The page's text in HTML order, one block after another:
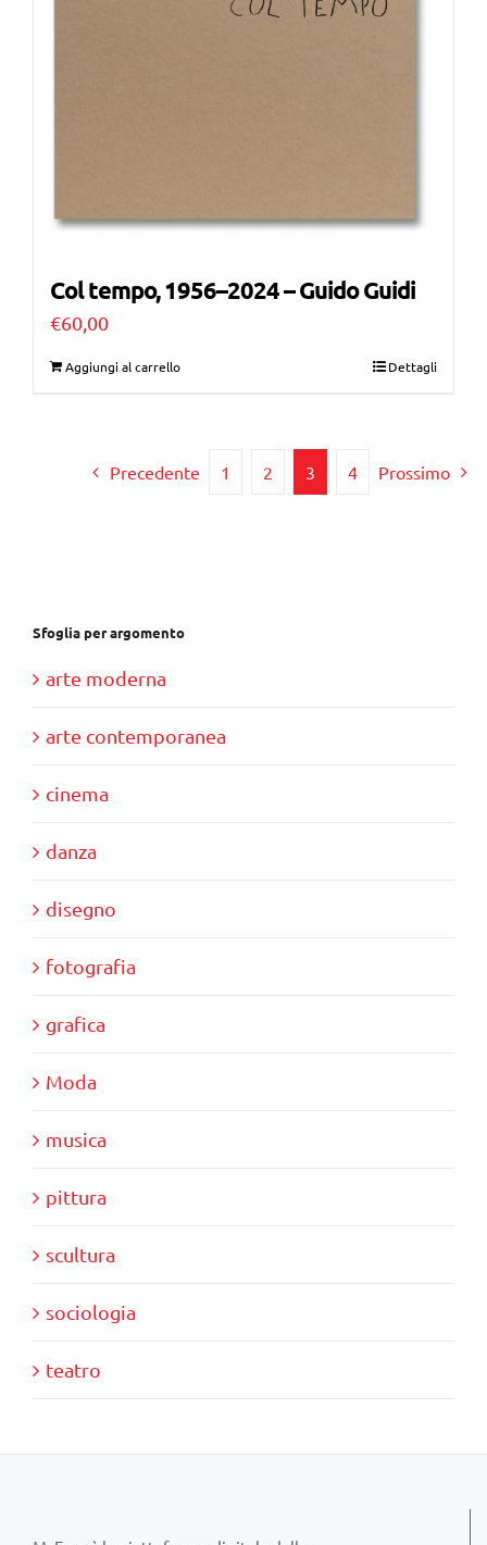
Col tempo, 1956–2024 – Guido Guidi
€60,00
Aggiungi al carrello Dettagli
Precedente 1 2 3 4 Prossimo
Sfoglia per argomento
arte moderna
arte contemporanea
cinema
danza
disegno
fotografia
grafica
Moda
musica
pittura
scultura
sociologia
teatro